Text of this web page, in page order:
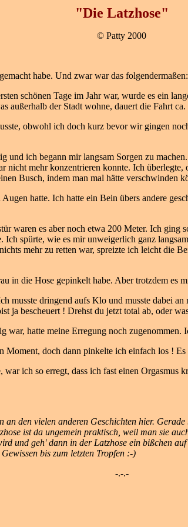
"Die Latzhose"
© Patty 2000
habe. Und zwar war das folgendermaßen:
schönen Tage im Jahr war, wurde es ein
außerhalb der Stadt wohne, dauert die Fahrt
obwohl ich doch kurz bevor wir gingen
und ich begann mir langsam Sorgen zu
mehr konzentrieren konnte. Ich
Busch, indem man mal hätte verschwinden
hatte. Ich hatte ein Bein übers andere
waren es aber noch etwa 200 Meter. Ich
spürte, wie es mir unweigerlich ganz
mehr zu retten war, spreizte ich leicht die
in die Hose gepinkelt habe. Aber trotzdem es
musste dringend aufs Klo und musste dabei
ja bescheuert ! Drehst du jetzt total ab, oder
hatte meine Erregung noch
doch dann pinkelte ich einfach los !
ich so erregt, dass ich fast einen
den vielen anderen Geschichten hier.
ist da ungemein praktisch, weil man sie
und geh' dann in der Latzhose ein bißchen
bis zum letzten Tropfen :-)
-.-.-